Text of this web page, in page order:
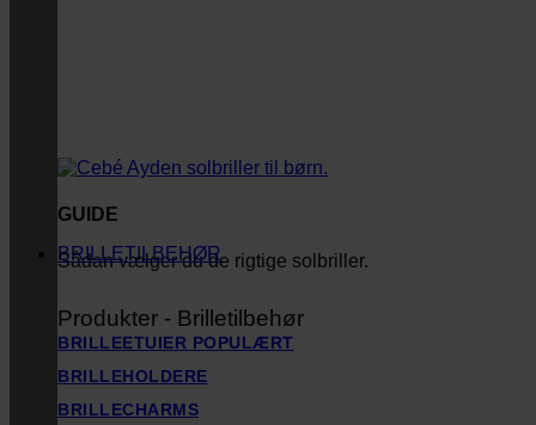
GUIDE
Sådan vælger du de rigtige solbriller.
BRILLETILBEHØR
Produkter - Brilletilbehør
BRILLEETUIER
BRILLEHOLDERE
BRILLECHARMS